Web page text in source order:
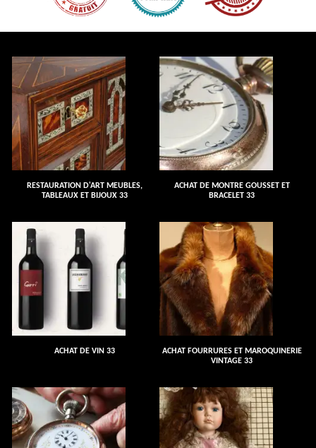
RESTAURATION D'ART MEUBLES,
TABLEAUX ET BIJOUX 33
ACHAT DE MONTRE GOUSSET ET
BRACELET 33
ACHAT DE VIN 33
ACHAT FOURRURES ET MAROQUINERIE
VINTAGE 33